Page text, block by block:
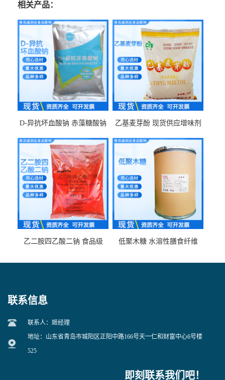
相关产品：
D-异抗坏血酸钠 赤藻糖酸钠
乙基麦芽酚 现货供应增味剂
乙二胺四乙酸二钠 食品级
低聚木糖 水溶性膳食纤维
联系信息
联系人：姬经理
地址：山东省青岛市城阳区正阳中路166号天一仁和财富中心6号楼
525
即刻联系我们吧！